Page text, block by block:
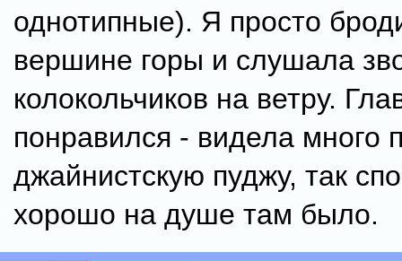
однотипные). Я просто
вершине горы и слушала
колокольчиков на ветру.
понравился - видела много
джайнистскую пуджу, так
хорошо на душе там было.